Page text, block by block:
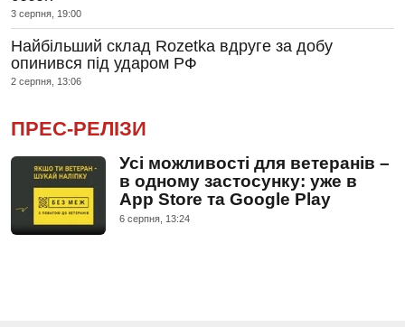
3 серпня, 19:00
Найбільший склад Rozetka вдруге за добу
опинився під ударом РФ
2 серпня, 13:06
ПРЕС-РЕЛІЗИ
Усі можливості для ветеранів –
в одному застосунку: уже в
App Store та Google Play
6 серпня, 13:24